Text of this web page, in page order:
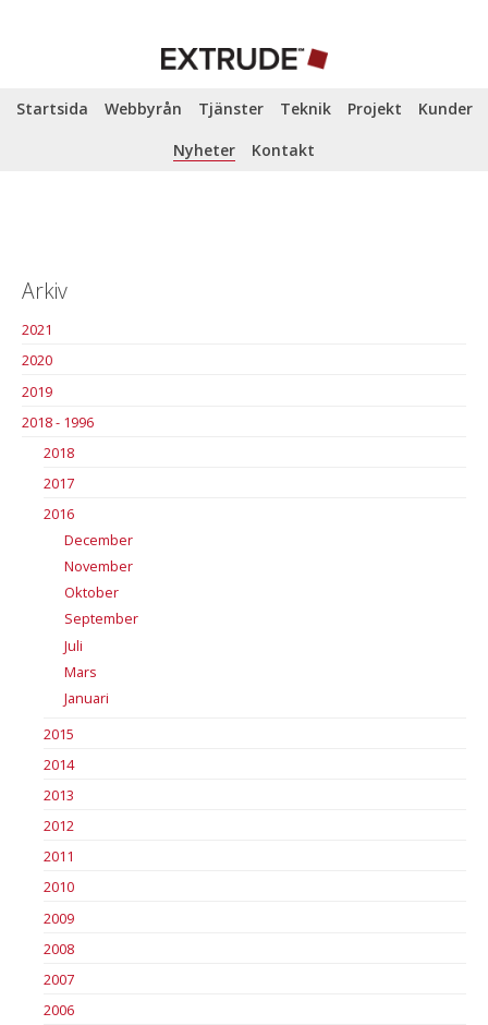
Startsida Webbyrån Tjänster Teknik Projekt
Kunder
Nyheter
Kontakt
Arkiv
2021
2020
2019
2018 - 1996
2018
2017
2016
December
November
Oktober
September
Juli
Mars
Januari
2015
2014
2013
2012
2011
2010
2009
2008
2007
2006